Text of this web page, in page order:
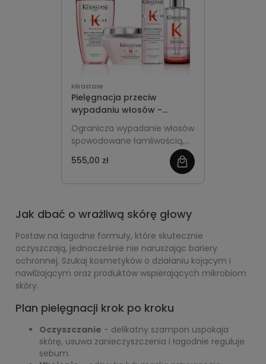
Kérastase
Pielęgnacja przeciw
wypadaniu włosów -
Kerastase Zestaw Genesis
Ogranicza wypadanie włosów
spowodowane łamliwością,
odbudowuje osłabione
włókien przy regularnym
555,00 zł
zobacz
więcej
Jak dbać o wrażliwą skórę głowy
Postaw na łagodne formuły, które skutecznie
oczyszczają, jednocześnie nie naruszając bariery
ochronnej. Szukaj kosmetyków o działaniu kojącym i
nawilżającym oraz produktów wspierających mikrobiom
skóry.
Plan pielęgnacji krok po kroku
Oczyszczanie - delikatny szampon uspokaja
skórę, usuwa zanieczyszczenia i łagodnie reguluje
sebum.